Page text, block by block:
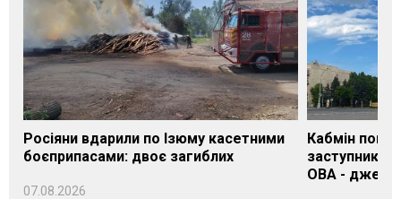
Росіяни вдарили по Ізюму касетними
боєприпасами: двоє загиблих
07.08.2026
Кабмін
заступника
ОВА -